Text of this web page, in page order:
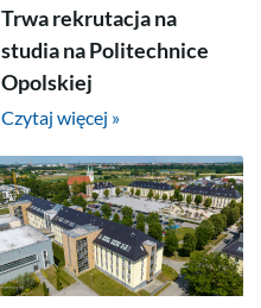
Trwa rekrutacja na
studia na Politechnice
Opolskiej
Czytaj więcej »